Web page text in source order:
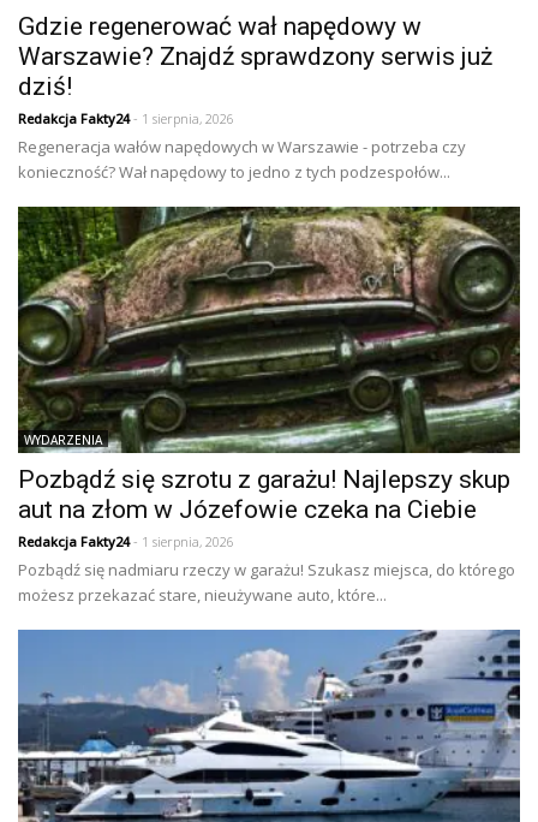
Gdzie regenerować wał napędowy w
Warszawie? Znajdź sprawdzony serwis już
dziś!
Redakcja Fakty24- 1 sierpnia, 2026
Regeneracja wałów napędowych w Warszawie - potrzeba czy
konieczność? Wał napędowy to jedno z tych podzespołów...
WYDARZENIA
Pozbądź się szrotu z garażu! Najlepszy skup
aut na złom w Józefowie czeka na Ciebie
Redakcja Fakty24- 1 sierpnia, 2026
Pozbądź się nadmiaru rzeczy w garażu! Szukasz miejsca, do którego
możesz przekazać stare, nieużywane auto, które...